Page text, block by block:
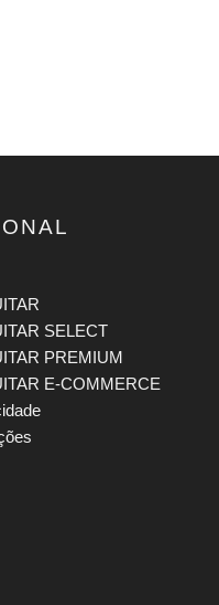
SELECT
PREMIUM
E-COMMERCE